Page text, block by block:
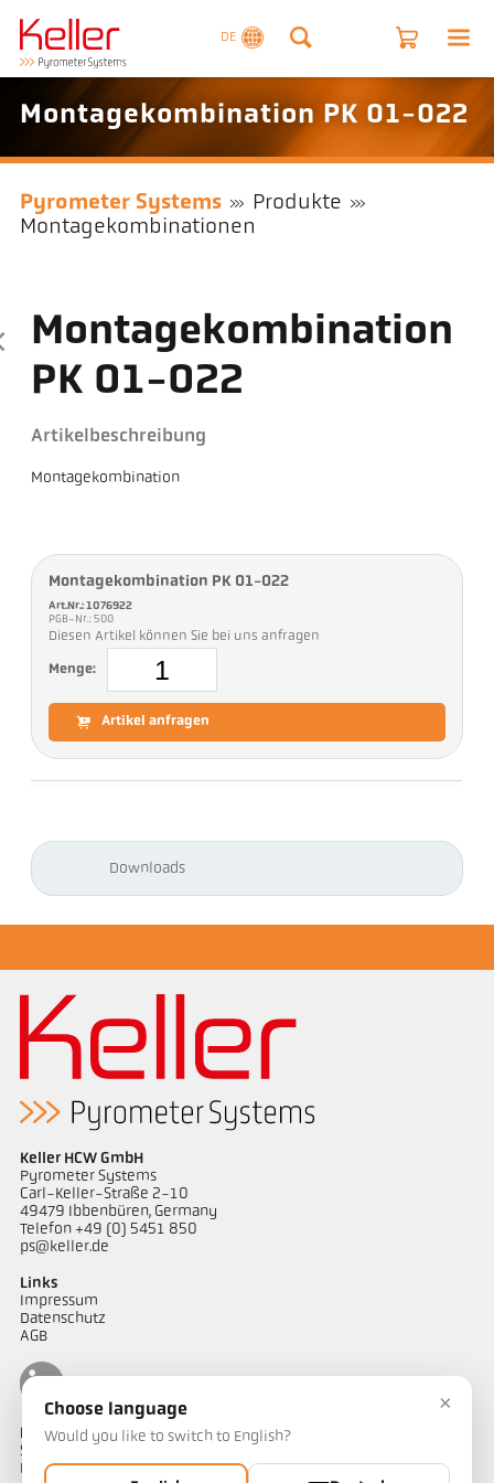
DE
Montagekombination PK 01-022
Pyrometer Systems
Produkte
Montagekombinationen
Montagekombination
PK 01-022
Artikelbeschreibung
Montagekombination
Montagekombination PK 01-022
Art.Nr.: 1076922
PGB-Nr.: 500
Diesen Artikel können Sie bei uns anfragen
Menge:
Artikel anfragen
Downloads
Keller HCW GmbH
Pyrometer Systems
Carl-Keller-Straße 2-10
49479 Ibbenbüren, Germany
Telefon +49 (0) 5451 850
ps@keller.de
Links
Impressum
Datenschutz
AGB
Kontakt
Sie haben Fragen zu unseren Temperaturmesslösungen oder ein
Projekt? Unser Team unterstützt Sie gerne.
×
Choose language
Would you like to switch to English?